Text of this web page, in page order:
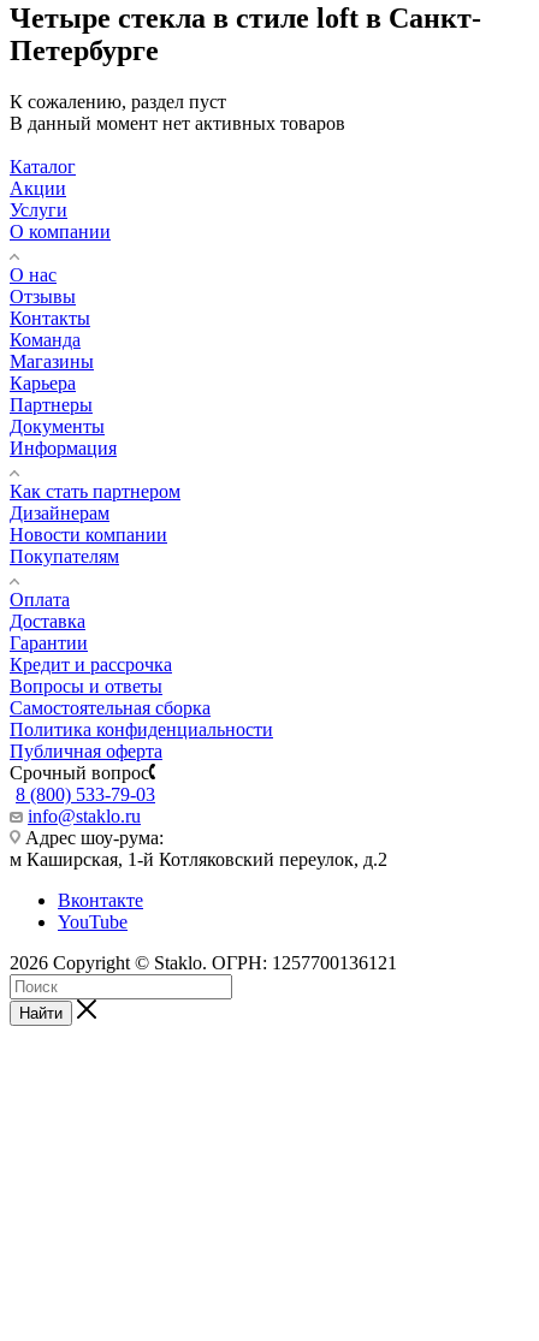
Четыре стекла в стиле loft в Санкт-
Петербурге
К сожалению, раздел пуст
В данный момент нет активных товаров
Каталог
Акции
Услуги
О компании
О нас
Отзывы
Контакты
Команда
Магазины
Карьера
Партнеры
Документы
Информация
Как стать партнером
Дизайнерам
Новости компании
Покупателям
Оплата
Доставка
Гарантии
Кредит и рассрочка
Вопросы и ответы
Самостоятельная сборка
Политика конфиденциальности
Публичная оферта
Срочный вопрос
8 (800) 533-79-03
info@staklo.ru
Адрес шоу-рума:
м Каширская, 1-й Котляковский переулок, д.2
Вконтакте
YouTube
2026 Copyright © Staklo. ОГРН: 1257700136121
Найти